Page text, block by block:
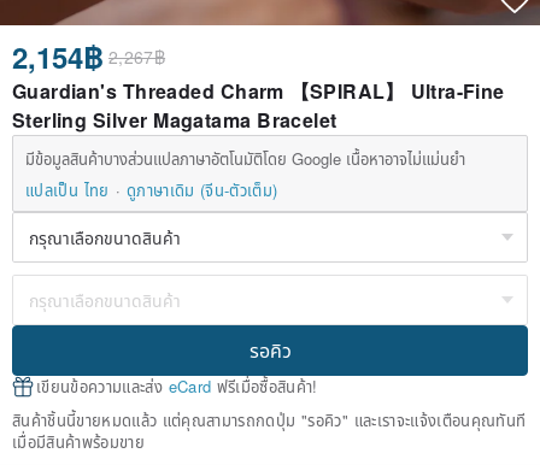
2,154฿ 2,267฿
Guardian's Threaded Charm 【SPIRAL】 Ultra-Fine
Sterling Silver Magatama Bracelet
มีข้อมูลสินค้าบางส่วนแปลภาษาอัตโนมัติโดย Google เนื้อหาอาจไม่แม่นยำ
แปลเป็น ไทย
ดูภาษาเดิม (จีน-ตัวเต็ม)
รอคิว
เขียนข้อความและส่ง eCard ฟรีเมื่อซื้อสินค้า!
สินค้าชิ้นนี้ขายหมดแล้ว แต่คุณสามารถกดปุ่ม "รอคิว" และเราจะแจ้งเตือนคุณทันที
เมื่อมีสินค้าพร้อมขาย